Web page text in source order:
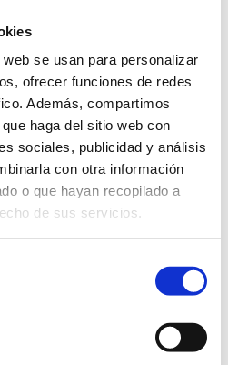
se usan para personalizar
ofrecer funciones de redes
Además, compartimos
haga del sitio web con
sociales, publicidad y análisis
con otra información
o que hayan recopilado a
de sus servicios.
electrónico no será